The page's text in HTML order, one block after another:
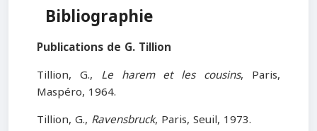
Bibliographie
Publications de G. Tillion
Tillion, G., Le harem et les cousins, Paris,
Maspéro, 1964.
Tillion, G., Ravensbruck, Paris, Seuil, 1973.